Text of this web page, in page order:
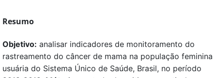
Resumo
Objetivo: analisar indicadores de monitoramento do
rastreamento do câncer de mama na população feminina
usuária do Sistema Único de Saúde, Brasil, no período